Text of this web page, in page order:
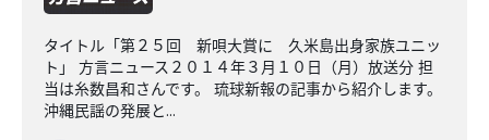
タイトル「第２５回 新唄大賞に 久米島出身家族ユニッ
ト」 方言ニュース２０１４年３月１０日（月）放送分 担
当は糸数昌和さんです。 琉球新報の記事から紹介します。
沖縄民謡の発展と...